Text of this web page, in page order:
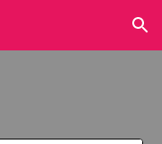
Skip to navigation